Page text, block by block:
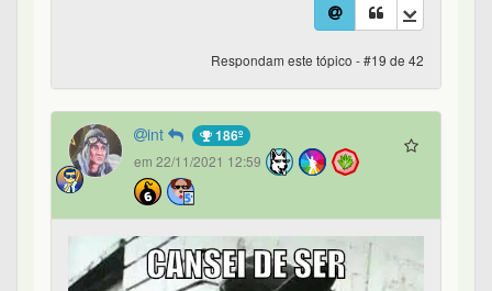
Respondam este tópico - #19 de 42
int 186º
em 22/11/2021 12:59